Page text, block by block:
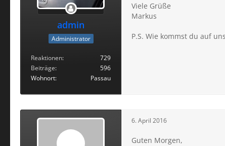
admin
Administrator
Reaktionen
729
Beiträge
596
Wohnort
Passau
Viele Grüße
Markus
P.S. Wie kommst du auf
6. April 2016
Guten Morgen,